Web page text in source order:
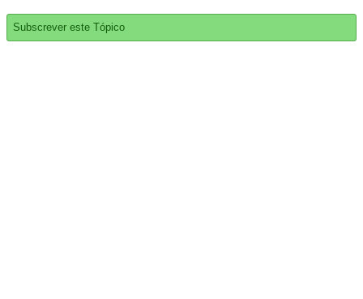
Subscrever este Tópico